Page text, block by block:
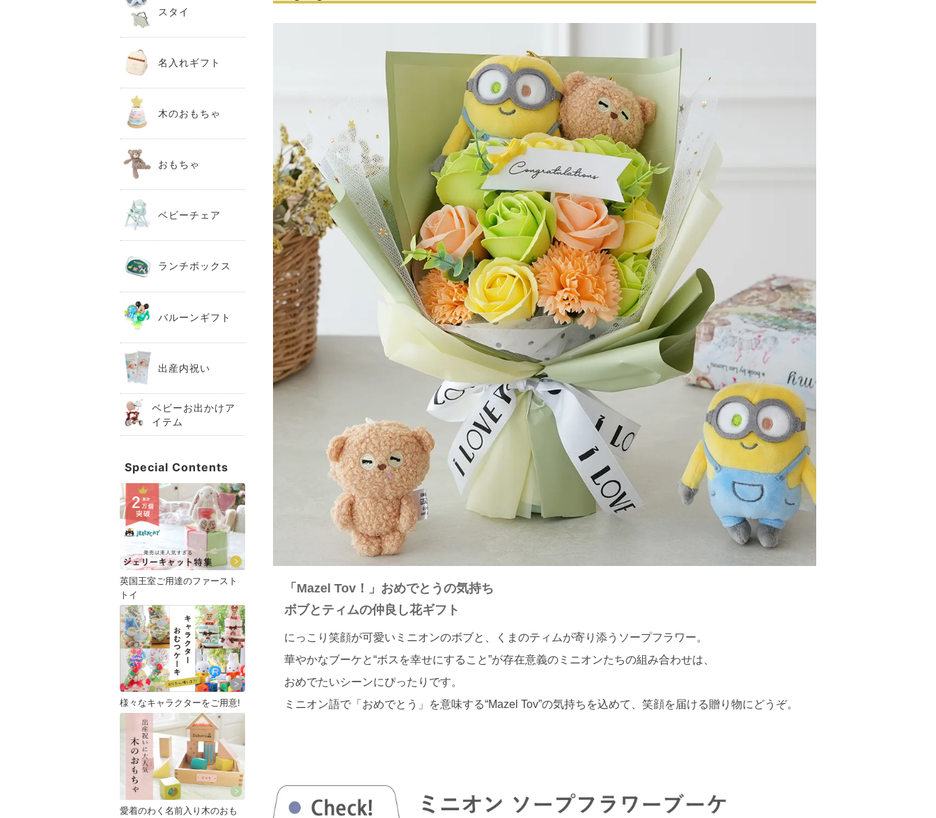
「Mazel Tov！」おめでとうの気持ち
ボブとティムの仲良し花ギフト
にっこり笑顔が可愛いミニオンのボブと、くまのティムが寄り添うソープフラワー。
華やかなブーケと“ボスを幸せにすること”が存在意義のミニオンたちの組み合わせは、
おめでたいシーンにぴったりです。
ミニオン語で「おめでとう」を意味する“Mazel Tov”の気持ちを込めて、笑顔を届ける贈り物にどうぞ。
スタイ
名入れギフト
木のおもちゃ
おもちゃ
ベビーチェア
ランチボックス
バルーンギフト
出産内祝い
ベビーお出かけア
イテム
Special Contents
英国王室ご用達のファースト
トイ
様々なキャラクターをご用意!
愛着のわく名前入り木のおも